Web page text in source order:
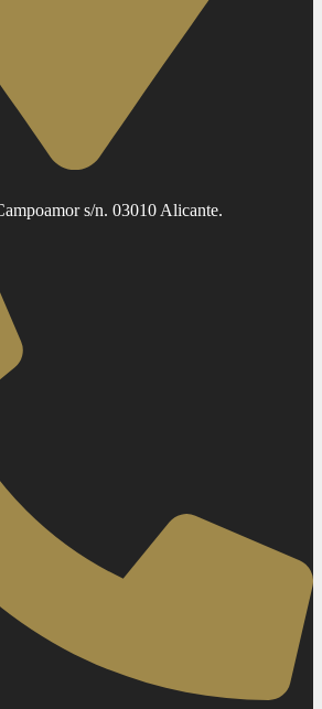
s/n. 03010 Alicante.